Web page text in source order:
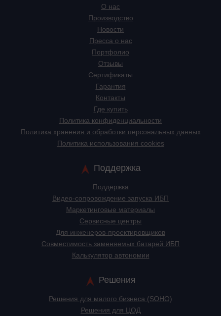
О нас
Производство
Новости
Пресса о нас
Портфолио
Отзывы
Сертификаты
Гарантия
Контакты
Где купить
Политика конфиденциальности
Политика хранения и обработки персональных данных
Политика использования cookies
Поддержка
Поддержка
Видео-сопровождение запуска ИБП
Маркетинговые материалы
Сервисные центры
Для инженеров-проектировщиков
Cовместимость заменяемых батарей ИБП
Калькулятор автономии
Решения
Решения для малого бизнеса (SOHO)
Решения для ЦОД